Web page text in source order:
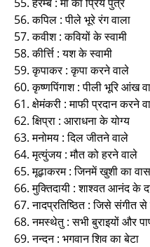
56. कपिल : पीले भूरे रंग वाला
57. कवीश : कवियों के स्वामी
58. कीर्त्ति : यश के स्वामी
59. कृपाकर : कृपा करने वाले
60. कृष्णपिंगाश : पीली भूरि आंख
61. क्षेमंकरी : माफी प्रदान करने
62. क्षिप्रा : आराधना के योग्य
63. मनोमय : दिल जीतने वाले
64. मृत्युंजय : मौत को हरने वाले
65. मूढ़ाकरम : जिनमें खुशी का वास
66. मुक्तिदायी : शाश्वत आनंद के
67. नादप्रतिष्ठित : जिसे संगीत से
68. नमस्थेतु : सभी बुराइयों और
69. नन्दन : भगवान शिव का बेटा